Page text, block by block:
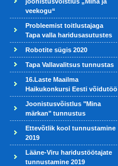
veekogu“
Probleemist toitlustajaga
Tapa valla haridusasutustes
Robotite sügis 2020
Tapa Vallavalitsus tunnustas
16.Laste Maailma
Haikukonkursi Eesti võidutöö
Joonistusvõistlus "Mina
märkan" tunnustus
Ettevõtlik kool tunnustamine
2019
Lääne-Viru haridustöötajate
tunnustamine 2019